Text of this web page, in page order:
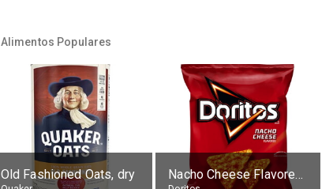
Alimentos Populares
Old Fashioned Oats, dry Nacho Cheese Flavored Tortilla Chips